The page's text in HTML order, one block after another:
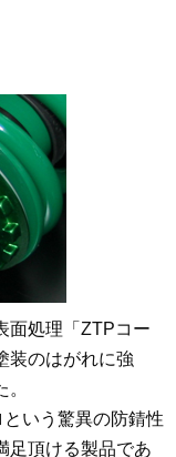
面処理「ZTPコー
装のはがれに強
いう驚異の防錆性
足頂ける製品であ